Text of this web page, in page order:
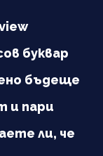
буквар
бъдеще
и пари
ли, че